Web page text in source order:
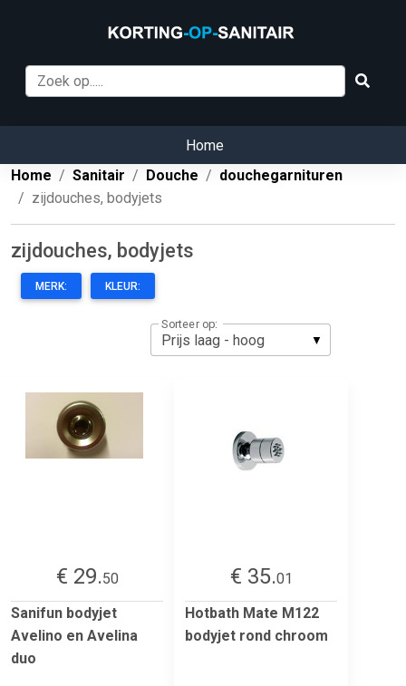
Home
Home
Sanitair Douche
douchegarnituren
zijdouches, bodyjets
zijdouches, bodyjets
MERK: KLEUR:
Sorteer op:
€ 29.50
Sanifun bodyjet
Avelino en Avelina
duo
€ 35.01
Hotbath Mate M122
bodyjet rond chroom